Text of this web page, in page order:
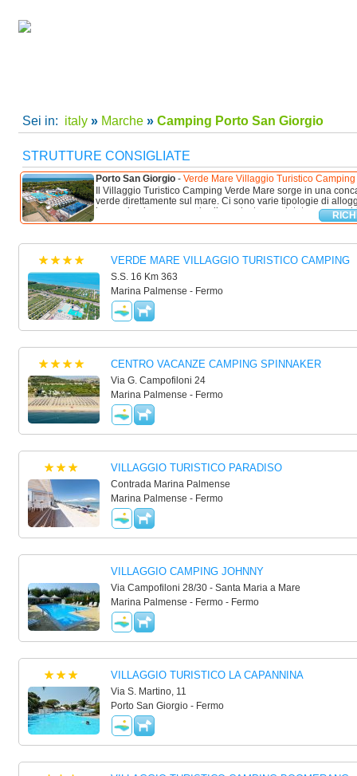
Sei in: italy» Marche» Camping Porto San Giorgio
STRUTTURE CONSIGLIATE
Porto San Giorgio- Verde Mare Villaggio Turistico Camping
Il Villaggio Turistico Camping Verde Mare sorge in una
verde direttamente sul mare. Ci sono varie tipologie di
immersi nel parco con giardino privato e recintato; case
VERDE MARE VILLAGGIO TURISTICO CAMPING
S.S. 16 Km 363
Marina Palmense - Fermo
CENTRO VACANZE CAMPING SPINNAKER
Via G. Campofiloni 24
Marina Palmense - Fermo
VILLAGGIO TURISTICO PARADISO
Contrada Marina Palmense
Marina Palmense - Fermo
VILLAGGIO CAMPING JOHNNY
Via Campofiloni 28/30 - Santa Maria a Mare
Marina Palmense - Fermo - Fermo
VILLAGGIO TURISTICO LA CAPANNINA
Via S. Martino, 11
Porto San Giorgio - Fermo